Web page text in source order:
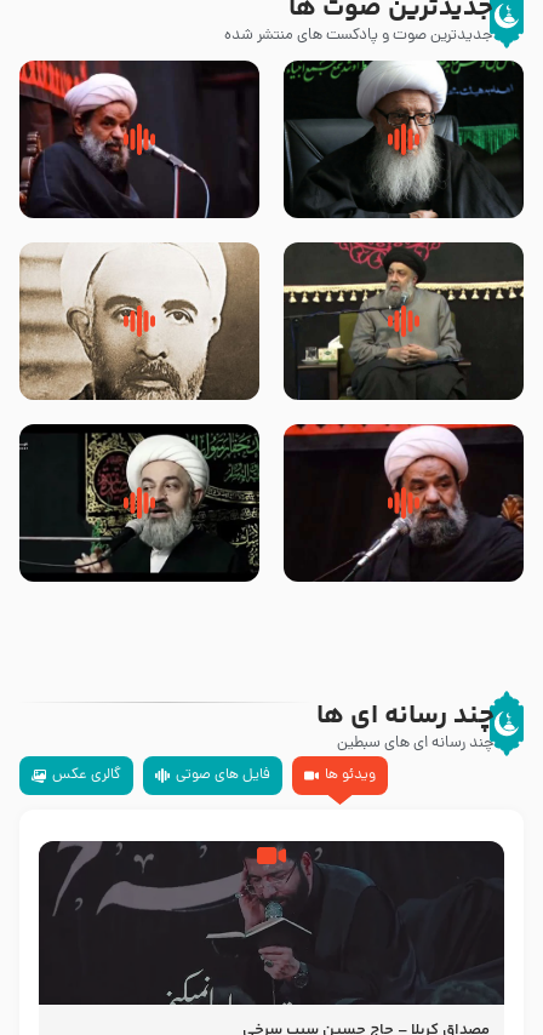
جدیدترین صوت و پادکست های منتشر شده
زوّار اربعین امام حسین (علیه
السلام) با این اشتیاق به زیارت
روضه جانسوز پاره های جگر امام
حسن مجتبی علیه السلام-حجت
لقب حضرت رقیه سلام الله علیها به
چه معناست – حجت الاسلام علوی
روضه‌ی مجلس یزید ملعون و
اسارت اهل‌بیت علیهم‌السلام –
محدث زاده
سلام جوانی که امام حسین علیه
السلام خودش جوابش را دادند
زیارتی که اسباب رزق زیاد و عمر
طولانی است حجت السلام حسین
چند رسانه ای ها
چند رسانه ای های سبطین
ویدئو ها
فایل های صوتی گالری عکس
مصداق کربلا – حاج حسین سیب سرخی